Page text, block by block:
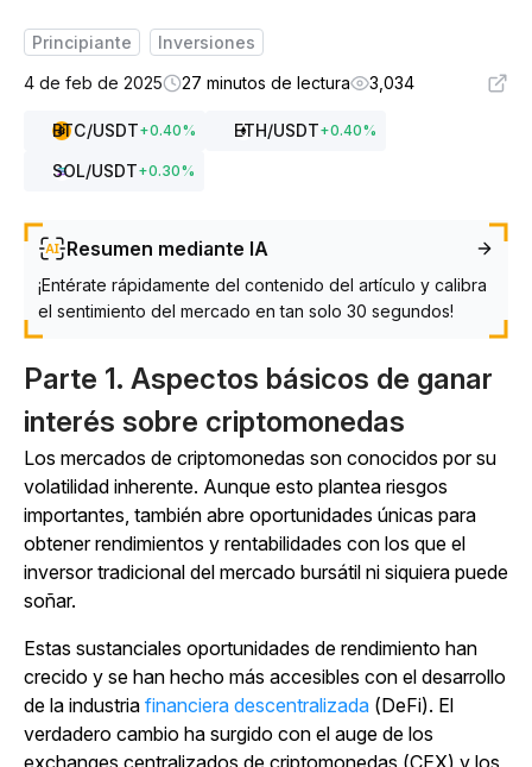
Principiante
Inversiones
4 de feb de 2025
27 minutos de lectura 3,034
BTC/USDT+0.40% ETH/USDT+0.40%
SOL/USDT+0.30%
Resumen mediante IA
¡Entérate rápidamente del contenido del artículo y calibra
el sentimiento del mercado en tan solo 30 segundos!
Parte 1. Aspectos básicos de ganar
interés sobre criptomonedas
Los mercados de criptomonedas son conocidos por su
volatilidad inherente. Aunque esto plantea riesgos
importantes, también abre oportunidades únicas para
obtener rendimientos y rentabilidades con los que el
inversor tradicional del mercado bursátil ni siquiera puede
soñar.
Estas sustanciales oportunidades de rendimiento han
crecido y se han hecho más accesibles con el desarrollo
de la industria financiera descentralizada (DeFi). El
verdadero cambio ha surgido con el auge de los
exchanges centralizados de criptomonedas (CEX) y los